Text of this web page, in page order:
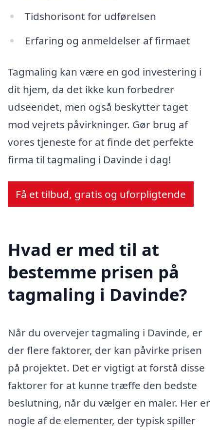
Tidshorisont for udførelsen
Erfaring og anmeldelser af firmaet
Tagmaling kan være en god investering i
dit hjem, da det ikke kun forbedrer
udseendet, men også beskytter taget
mod vejrets påvirkninger. Gør brug af
vores tjeneste for at finde det perfekte
firma til tagmaling i Davinde i dag!
Få et tilbud, gratis og uforpligtende
Hvad er med til at
bestemme prisen på
tagmaling i Davinde?
Når du overvejer tagmaling i Davinde, er
der flere faktorer, der kan påvirke prisen
på projektet. Det er vigtigt at forstå disse
faktorer for at kunne træffe den bedste
beslutning, når du vælger en maler. Her er
nogle af de elementer, der typisk spiller